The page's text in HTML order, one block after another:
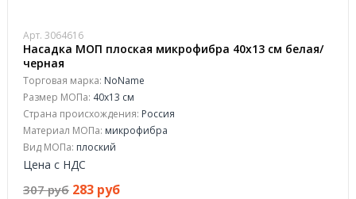
Арт. 3064616
Насадка МОП плоская микрофибра 40x13 см белая/
черная
Торговая марка: NoName
Размер МОПа: 40x13 см
Страна происхождения: Россия
Материал МОПа: микрофибра
Вид МОПа: плоский
Цена с НДС
307 руб 283 руб